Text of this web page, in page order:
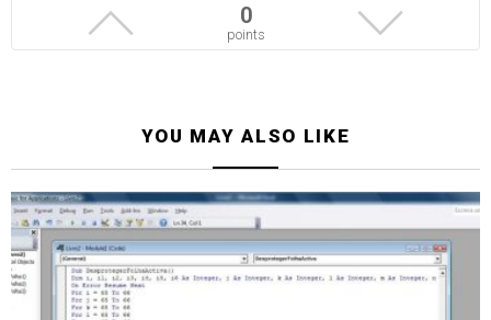
0
points
YOU MAY ALSO LIKE